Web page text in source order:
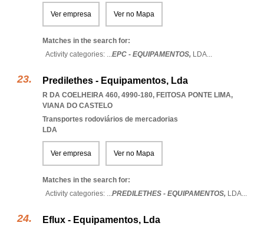
Ver empresa Ver no Mapa
Matches in the search for:
Activity categories: ...EPC - EQUIPAMENTOS, LDA...
Predilethes - Equipamentos, Lda
R DA COELHEIRA 460, 4990-180, FEITOSA PONTE LIMA,
VIANA DO CASTELO
Transportes rodoviários de mercadorias
LDA
Ver empresa Ver no Mapa
Matches in the search for:
Activity categories: ...PREDILETHES - EQUIPAMENTOS, LDA...
Eflux - Equipamentos, Lda